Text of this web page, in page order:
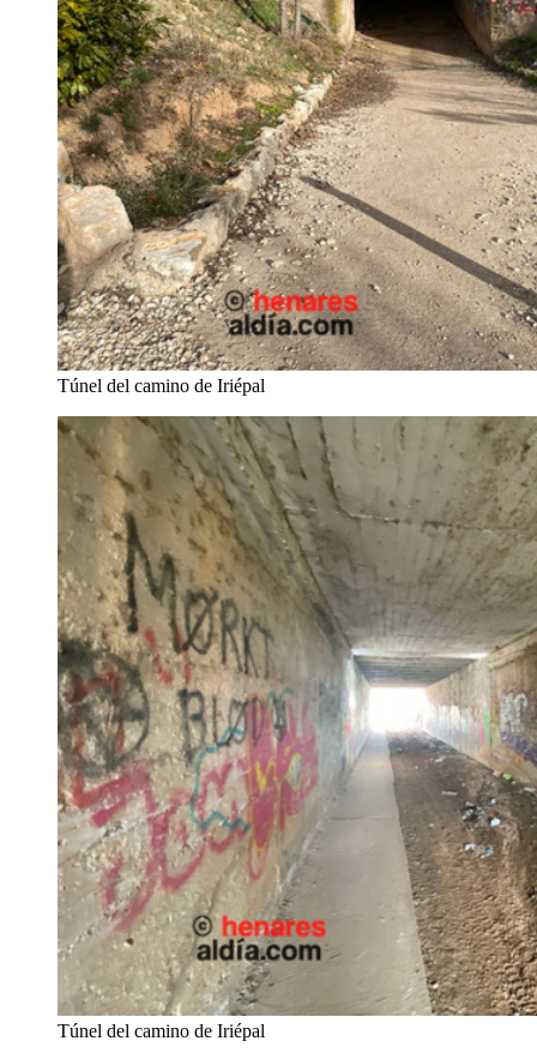
Túnel del camino de Iriépal
Túnel del camino de Iriépal